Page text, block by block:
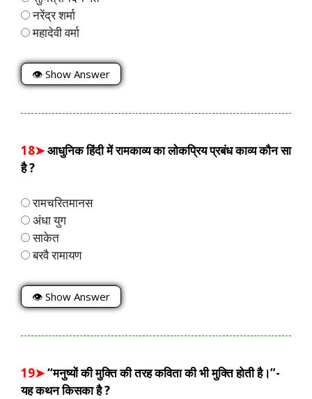
नरेंद्र शर्मा
महादेवी वर्मा
👁 Show Answer
18➤आधुनिक हिंदी में रामकाव्य का लोकप्रिय प्रबंध काव्य कौन सा
है ?
रामचरितमानस
अंधा युग
साकेत
बरवै रामायण
👁 Show Answer
19➤“मनुष्यों की मुक्ति की तरह कविता की भी मुक्ति होती है।”-
यह कथन किसका है ?